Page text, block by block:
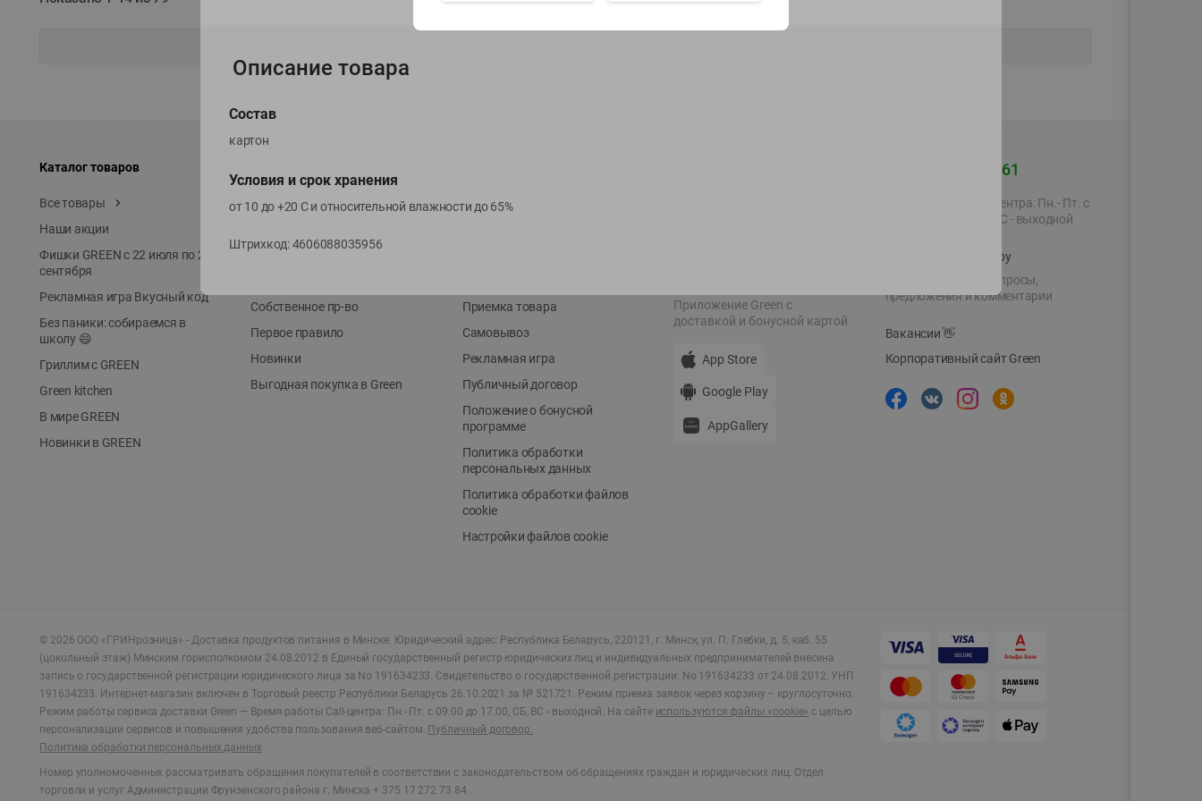
Каталог товаров
Все товары
Наши акции
Фишки GREEN с 22 июля по 22
сентября
Рекламная игра Вкусный код
Без паники: собираемся в
школу 😄
Гриллим с GREEN
Green kitchen
В мире GREEN
Новинки в GREEN
Акции
ЭКОлиния
Собственное пр-во
Первое правило
Новинки
Выгодная покупка в Green
Оплата
Приемка товара
Самовывоз
Рекламная игра
Публичный договор
Положение о бонусной
программе
Политика обработки
персональных данных
Политика обработки файлов
cookie
Настройки файлов cookie
Приложение Green c
доставкой и бонусной картой
App Store
Google Play
AppGallery
+375 44 560-60-61
Время работы Call-центра: Пн.- Пт. с
09.00 до 17.00, СБ, ВС - выходной
shop@green-market.by
Пишите нам свои вопросы,
предложения и комментарии
Вакансии👋
Корпоративный сайт Green
© 2026 ООО «ГРИНрозница» - Доставка продуктов питания в Минске. Юридический адрес: Республика Беларусь, 220121, г. Минск, ул. П. Глебки, д. 5, каб. 55
(цокольный этаж) Минским горисполкомом 24.08.2012 в Единый государственный регистр юридических лиц и индивидуальных предпринимателей внесена
запись о государственной регистрации юридического лица за No 191634233. Свидетельство о государственной регистрации: No 191634233 от 24.08.2012. УНП
191634233. Интернет-магазин включен в Торговый реестр Республики Беларусь 26.10.2021 за № 521721. Режим приема заявок через корзину – круглосуточно.
Режим работы сервиса доставки Green — Время работы Call-центра: Пн.- Пт. с 09.00 до 17.00, СБ, ВС - выходной. На сайте используются файлы «cookie» с целью
персонализации сервисов и повышения удобства пользования веб-сайтом. Публичный договор.
Политика обработки персональных данных
Номер уполномоченных рассматривать обращения покупателей в соответствии с законодательством об обращениях граждан и юридических лиц: Отдел
торговли и услуг Администрации Фрунзенского района г. Минска + 375 17 272 73 84 .
Описание товара
Состав
картон
Условия и срок хранения
от 10 до +20 С и относительной влажности до 65%
Штрихкод:4606088035956